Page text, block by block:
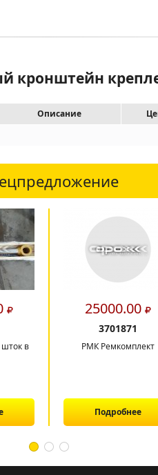
кронштейн
Описание
в
25000.00
3701871
РМК Ремкомплект
Подробнее